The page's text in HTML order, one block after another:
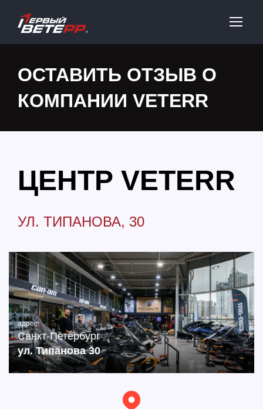
ОСТАВИТЬ ОТЗЫВ О
КОМПАНИИ VETERR
ЦЕНТР VETERR
УЛ. ТИПАНОВА, 30
адрес:
Санкт-Петербург
ул. Типанова 30